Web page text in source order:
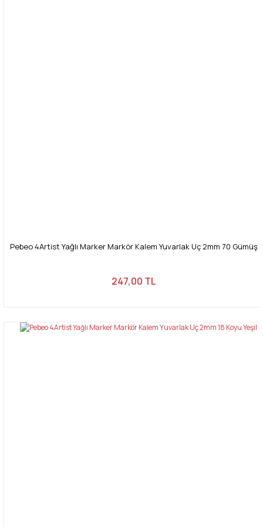
Pebeo 4Artist Yağlı Marker Markör Kalem Yuvarlak Uç 2mm 70 Gümüş
247,00 TL